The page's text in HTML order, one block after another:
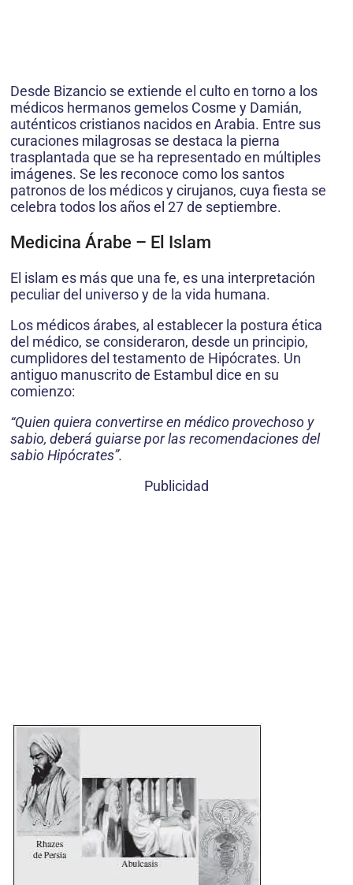
Desde Bizancio se extiende el culto en torno a los
médicos hermanos gemelos Cosme y Damián,
auténticos cristianos nacidos en Arabia. Entre sus
curaciones milagrosas se destaca la pierna
trasplantada que se ha representado en múltiples
imágenes. Se les reconoce como los santos
patronos de los médicos y cirujanos, cuya fiesta se
celebra todos los años el 27 de septiembre.
Medicina Árabe – El Islam
El islam es más que una fe, es una interpretación
peculiar del universo y de la vida humana.
Los médicos árabes, al establecer la postura ética
del médico, se consideraron, desde un principio,
cumplidores del testamento de Hipócrates. Un
antiguo manuscrito de Estambul dice en su
comienzo:
“Quien quiera convertirse en médico provechoso y
sabio, deberá guiarse por las recomendaciones del
sabio Hipócrates”.
Publicidad